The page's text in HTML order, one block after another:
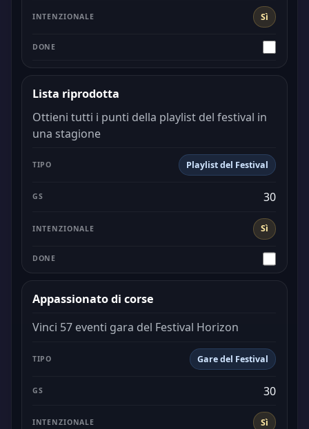
Sì
Lista riprodotta
Ottieni tutti i punti della playlist del festival in
una stagione
Playlist del Festival
Sì
30
Appassionato di corse
Vinci 57 eventi gara del Festival Horizon
Gare del Festival
Sì
30